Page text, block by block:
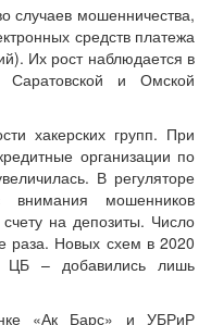
случаев мошенничества,
средств платежа
Их рост наблюдается в
и Омской
хакерских групп. При
организации по
В регуляторе
внимания мошенников
на депозиты. Число
раза. Новых схем в 2020
ЦБ – добавились лишь
«Ак Барс» и УБРиР